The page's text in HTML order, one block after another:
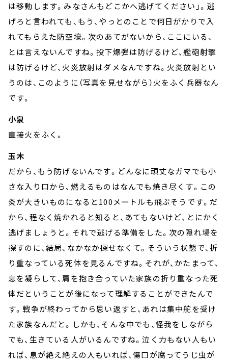
は移動します。みなさんもどこかへ逃げてください」。逃
げろと言われても、もう、やっとのことで何日がかりで入
れてもらえた防空壕。次のあてがないから、ここにいる、
とは言えないんですね。投下爆弾は防げるけど、艦砲射撃
は防げるけど、火炎放射はダメなんですね。火炎放射とい
うのは、このように（写真を見せながら）火をふく兵器なん
です。
小泉
直接火をふく。
玉木
だから、もう防げないんです。どんなに頑丈なガマでも小
さな入り口から、燃えるものはなんでも焼き尽くす。この
炎が大きいものになると100メートルも飛ぶそうです。だ
から、程なく焼かれると知ると、あてもないけど、とにかく
逃げましょうと。それで逃げる準備をした。次の隠れ場を
探すのに、結局、なかなか探せなくて。そういう状態で、折
り重なっている死体を見るんですね。それが、かたまって、
息を凝らして、肩を抱き合っていた家族の折り重なった死
体だということが後になって理解することができたんで
す。戦争が終わってから思い返すと、あれは集中舵を受け
た家族なんだと。しかも、そんな中でも、怪我をしながら
でも、生きている人がいるんですね。泣く力もない人もい
れば、息が絶え絶えの人もいれば、傷口が腐ってうじ虫が